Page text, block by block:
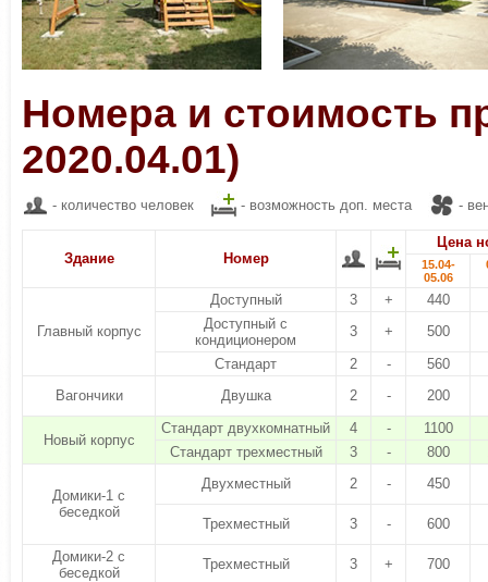
Номера и стоимость
2020.04.01)
- количество человек - возможность доп. места -
Здание Номер
Цена
15.04-
05.06
Главный корпус
Доступный 3 +
440
Доступный с
кондиционером
3 +
500
Стандарт
2 -
560
Вагончики
Двушка 2 - 200
Новый корпус
Стандарт двухкомнатный 4 - 1100
Стандарт трехместный
3 - 800
Домики-1 с
беседкой
Двухместный 2 - 450
Трехместный 3 -
600
Домики-2 с
беседкой
Трехместный 3 + 700